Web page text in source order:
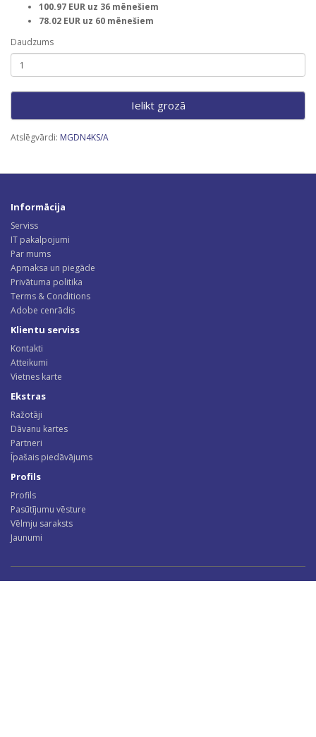
100.97 EUR uz 36 mēnešiem
78.02 EUR uz 60 mēnešiem
Daudzums
Ielikt grozā
Atslēgvārdi: MGDN4KS/A
Informācija
Serviss
IT pakalpojumi
Par mums
Apmaksa un piegāde
Privātuma politika
Terms & Conditions
Adobe cenrādis
Klientu serviss
Kontakti
Atteikumi
Vietnes karte
Ekstras
Ražotāji
Dāvanu kartes
Partneri
Īpašais piedāvājums
Profils
Profils
Pasūtījumu vēsture
Vēlmju saraksts
Jaunumi